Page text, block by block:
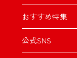
おすすめ特集
公式SNS